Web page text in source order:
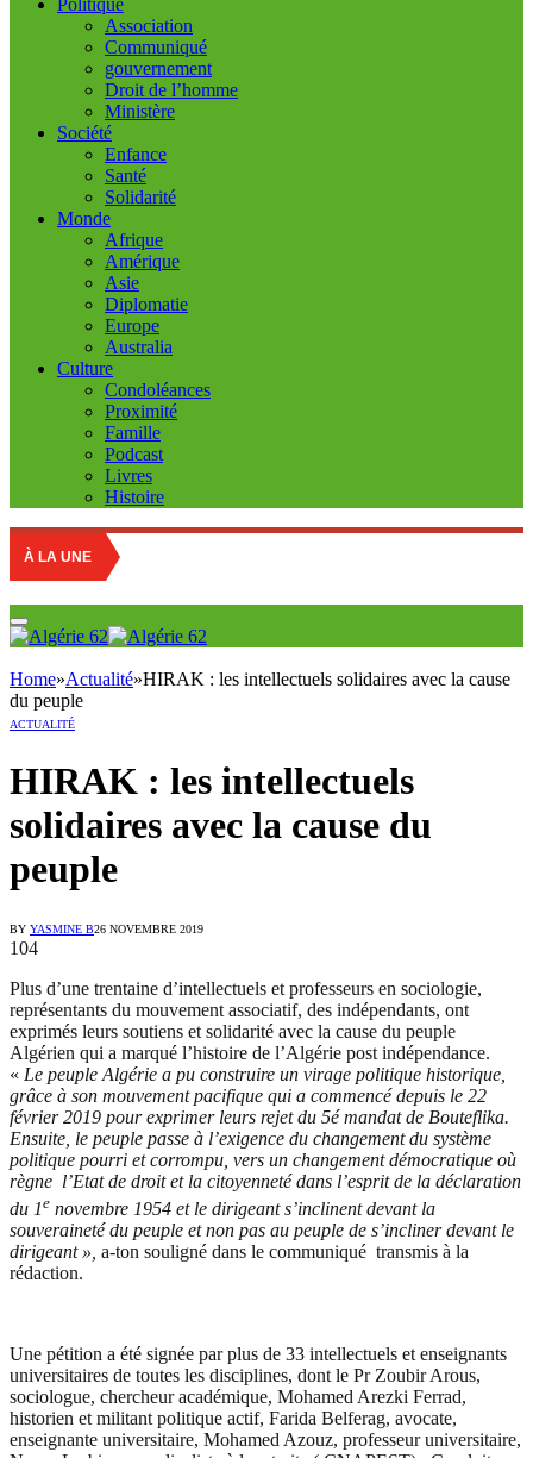
Politique
Association
Communiqué
gouvernement
Droit de l’homme
Ministère
Société
Enfance
Santé
Solidarité
Monde
Afrique
Amérique
Asie
Diplomatie
Europe
Australia
Culture
Condoléances
Proximité
Famille
Podcast
Livres
Histoire
À LA UNE
Home»Actualité»HIRAK : les intellectuels solidaires avec la cause
du peuple
ACTUALITÉ
HIRAK : les intellectuels
solidaires avec la cause du
peuple
BY YASMINE B26 NOVEMBRE 2019
104
Plus d’une trentaine d’intellectuels et professeurs en sociologie,
représentants du mouvement associatif, des indépendants, ont
exprimés leurs soutiens et solidarité avec la cause du peuple
Algérien qui a marqué l’histoire de l’Algérie post indépendance.
« Le peuple Algérie a pu construire un virage politique historique,
grâce à son mouvement pacifique qui a commencé depuis le 22
février 2019 pour exprimer leurs rejet du 5é mandat de Bouteflika.
Ensuite, le peuple passe à l’exigence du changement du système
politique pourri et corrompu, vers un changement démocratique où
règne l’Etat de droit et la citoyenneté dans l’esprit de la déclaration
du 1e novembre 1954 et le dirigeant s’inclinent devant la
souveraineté du peuple et non pas au peuple de s’incliner devant le
dirigeant », a-ton souligné dans le communiqué transmis à la
rédaction.
Une pétition a été signée par plus de 33 intellectuels et enseignants
universitaires de toutes les disciplines, dont le Pr Zoubir Arous,
sociologue, chercheur académique, Mohamed Arezki Ferrad,
historien et militant politique actif, Farida Belferag, avocate,
enseignante universitaire, Mohamed Azouz, professeur universitaire,